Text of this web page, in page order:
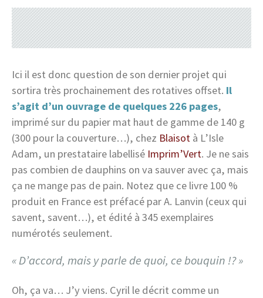
Ici il est donc question de son dernier projet qui
sortira très prochainement des rotatives offset. Il
s’agit d’un ouvrage de quelques 226 pages,
imprimé sur du papier mat haut de gamme de 140 g
(300 pour la couverture…), chez Blaisot à L’Isle
Adam, un prestataire labellisé Imprim’Vert. Je ne sais
pas combien de dauphins on va sauver avec ça, mais
ça ne mange pas de pain. Notez que ce livre 100 %
produit en France est préfacé par A. Lanvin (ceux qui
savent, savent…), et édité à 345 exemplaires
numérotés seulement.
« D’accord, mais y parle de quoi, ce bouquin !? »
Oh, ça va… J’y viens. Cyril le décrit comme un